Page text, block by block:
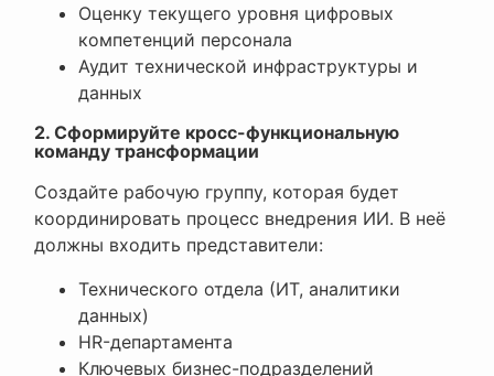
Оценку текущего уровня цифровых
компетенций персонала
Аудит технической инфраструктуры и
данных
2. Сформируйте кросс-функциональную
команду трансформации
Создайте рабочую группу, которая будет
координировать процесс внедрения ИИ. В неё
должны входить представители:
Технического отдела (ИТ, аналитики
данных)
HR-департамента
Ключевых бизнес-подразделений